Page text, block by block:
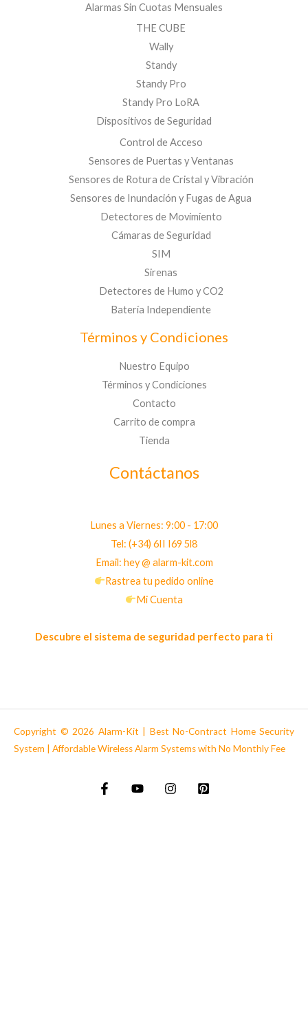
Alarmas Sin Cuotas Mensuales
THE CUBE
Wally
Standy
Standy Pro
Standy Pro LoRA
Dispositivos de Seguridad
Control de Acceso
Sensores de Puertas y Ventanas
Sensores de Rotura de Cristal y Vibración
Sensores de Inundación y Fugas de Agua
Detectores de Movimiento
Cámaras de Seguridad
SIM
Sirenas
Detectores de Humo y CO2
Batería Independiente
Términos y Condiciones
Nuestro Equipo
Términos y Condiciones
Contacto
Carrito de compra
Tienda
Contáctanos
Lunes a Viernes: 9:00 - 17:00
Tel: (+34) 6II I69 5l8
Email: hey @ alarm-kit.com
Rastrea tu pedido online
Mi Cuenta
Descubre el sistema de seguridad perfecto para ti
Copyright © 2026 Alarm-Kit | Best No-Contract Home Security
System | Affordable Wireless Alarm Systems with No Monthly Fee